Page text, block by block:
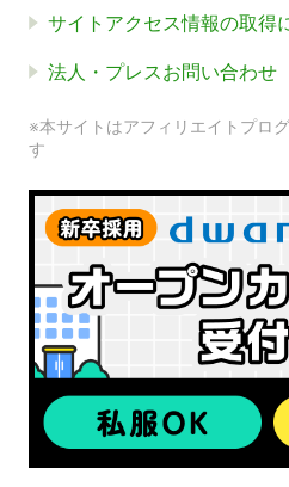
サイトアクセス情報の取得
法人・プレスお問い合わせ
※本サイトはアフィリエイトプロ
す